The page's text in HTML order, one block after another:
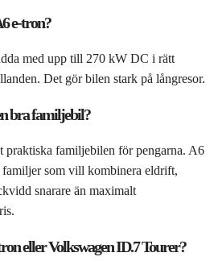
e-tron?
med upp till 270 kW DC i rätt
Det gör bilen stark på långresor.
bra familjebil?
praktiska familjebilen för pengarna. A6
familjer som vill kombinera eldrift,
snarare än maximalt
eller Volkswagen ID.7 Tourer?